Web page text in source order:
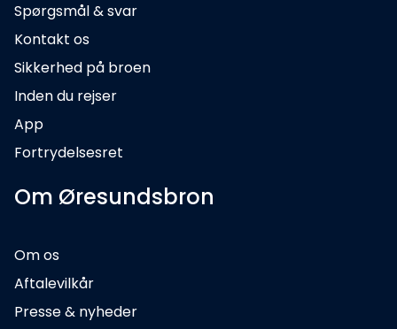
Spørgsmål & svar
Kontakt os
Sikkerhed på broen
Inden du rejser
App
Fortrydelsesret
Om Øresundsbron
Om os
Aftalevilkår
Presse & nyheder